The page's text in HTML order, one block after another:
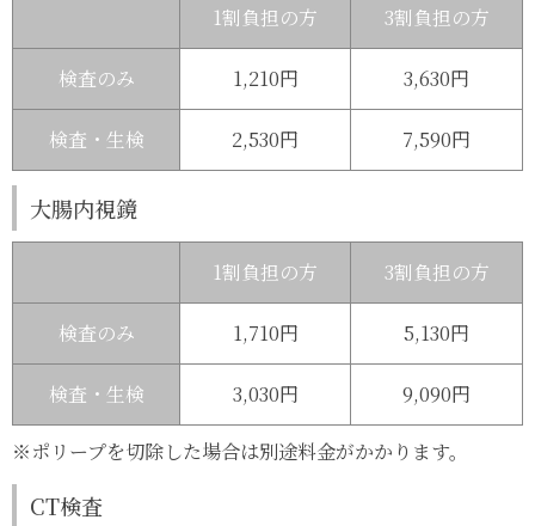
1割負担の方 3割負担の方
検査のみ 1,210円 3,630円
検査・生検 2,530円 7,590円
大腸内視鏡
1割負担の方 3割負担の方
検査のみ 1,710円 5,130円
検査・生検 3,030円 9,090円
※ポリープを切除した場合は別途料金がかかります。
CT検査